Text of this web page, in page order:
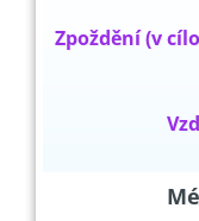
Zpoždění (v